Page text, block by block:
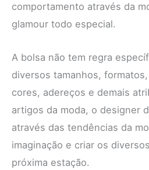
comportamento através da
glamour todo especial.
A bolsa não tem regra
diversos tamanhos,
cores, adereços e demais
artigos da moda, o designer
através das tendências da
imaginação e criar os
próxima estação.